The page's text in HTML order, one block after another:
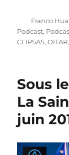
Auteur
Franco
Podcast,
CLIPSAS,OITAR,
Sous
La
juin